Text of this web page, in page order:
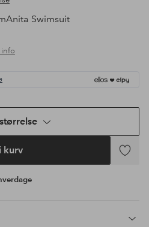
Swimsuit
kurv
Tilføj